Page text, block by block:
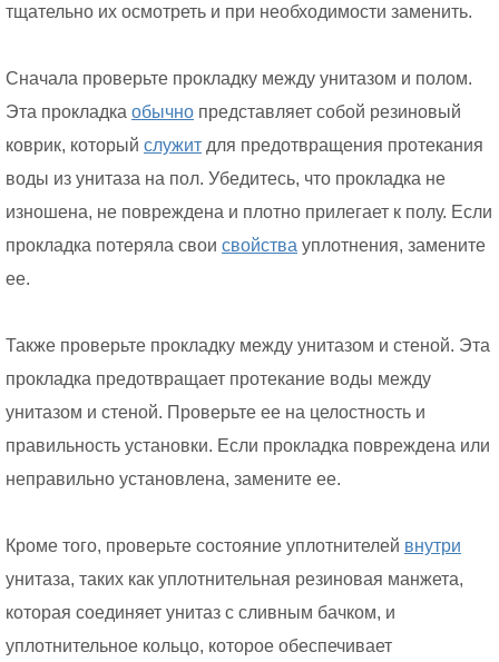
тщательно их осмотреть и при необходимости заменить.
Сначала проверьте прокладку между унитазом и полом.
Эта прокладка обычно представляет собой резиновый
коврик, который служит для предотвращения протекания
воды из унитаза на пол. Убедитесь, что прокладка не
изношена, не повреждена и плотно прилегает к полу. Если
прокладка потеряла свои свойства уплотнения, замените
ее.
Также проверьте прокладку между унитазом и стеной. Эта
прокладка предотвращает протекание воды между
унитазом и стеной. Проверьте ее на целостность и
правильность установки. Если прокладка повреждена или
неправильно установлена, замените ее.
Кроме того, проверьте состояние уплотнителей внутри
унитаза, таких как уплотнительная резиновая манжета,
которая соединяет унитаз с сливным бачком, и
уплотнительное кольцо, которое обеспечивает